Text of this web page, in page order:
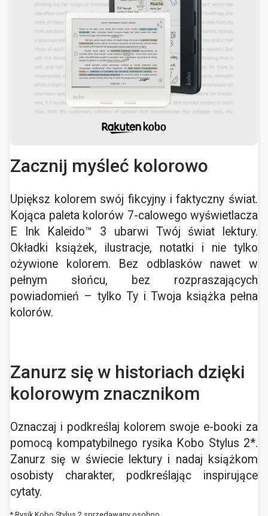
Zacznij myśleć kolorowo
Upiększ kolorem swój fikcyjny i faktyczny świat.
Kojąca paleta kolorów 7-calowego wyświetlacza
E Ink Kaleido™ 3 ubarwi Twój świat lektury.
Okładki książek, ilustracje, notatki i nie tylko
ożywione kolorem. Bez odblasków nawet w
pełnym słońcu, bez rozpraszających
powiadomień – tylko Ty i Twoja książka pełna
kolorów.
Zanurz się w historiach dzięki
kolorowym znacznikom
Oznaczaj i podkreślaj kolorem swoje e-booki za
pomocą kompatybilnego rysika Kobo Stylus 2*.
Zanurz się w świecie lektury i nadaj książkom
osobisty charakter, podkreślając inspirujące
cytaty.